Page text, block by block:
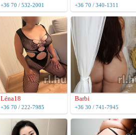
+36 70 / 532-2001 +36 70 / 340-1311
Léna18
+36 70 / 222-7985
Barbi
+36 30 / 741-7945